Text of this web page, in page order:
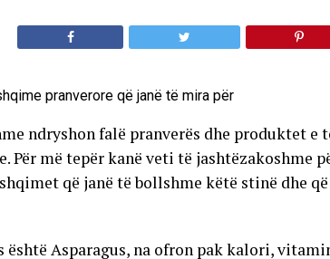
ndryshon falë pranverës dhe produktet e
Për më tepër kanë veti të jashtëzakoshme
që janë të bollshme këtë stinë dhe
është Asparagus, na ofron pak kalori,